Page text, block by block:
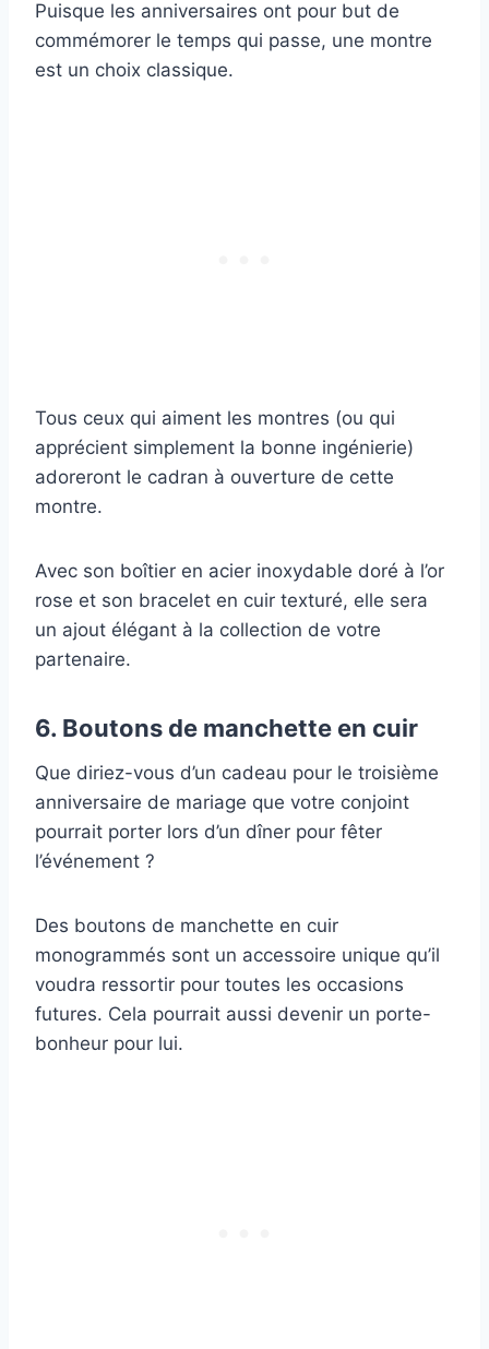
Puisque les anniversaires ont pour but de
commémorer le temps qui passe, une montre
est un choix classique.
Tous ceux qui aiment les montres (ou qui
apprécient simplement la bonne ingénierie)
adoreront le cadran à ouverture de cette
montre.
Avec son boîtier en acier inoxydable doré à l’or
rose et son bracelet en cuir texturé, elle sera
un ajout élégant à la collection de votre
partenaire.
6. Boutons de manchette en cuir
Que diriez-vous d’un cadeau pour le troisième
anniversaire de mariage que votre conjoint
pourrait porter lors d’un dîner pour fêter
l’événement ?
Des boutons de manchette en cuir
monogrammés sont un accessoire unique qu’il
voudra ressortir pour toutes les occasions
futures. Cela pourrait aussi devenir un porte-
bonheur pour lui.